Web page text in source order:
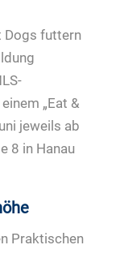
Dogs futtern
„Eat &
jeweils ab
8 in Hanau
Praktischen